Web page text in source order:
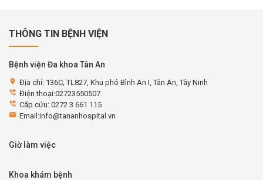
THÔNG TIN BỆNH VIỆN
Bệnh viện Đa khoa Tân An
location_on Địa chỉ: 136C, TL827, Khu phó Bình An I, Tân An, Tây Ninh
perm_phone_msg Điện thoại:02723550507
perm_phone_msg Cấp cứu: 0272 3 661 115
email Email:info@tananhospital.vn
Giờ làm việc
Khoa khám bệnh